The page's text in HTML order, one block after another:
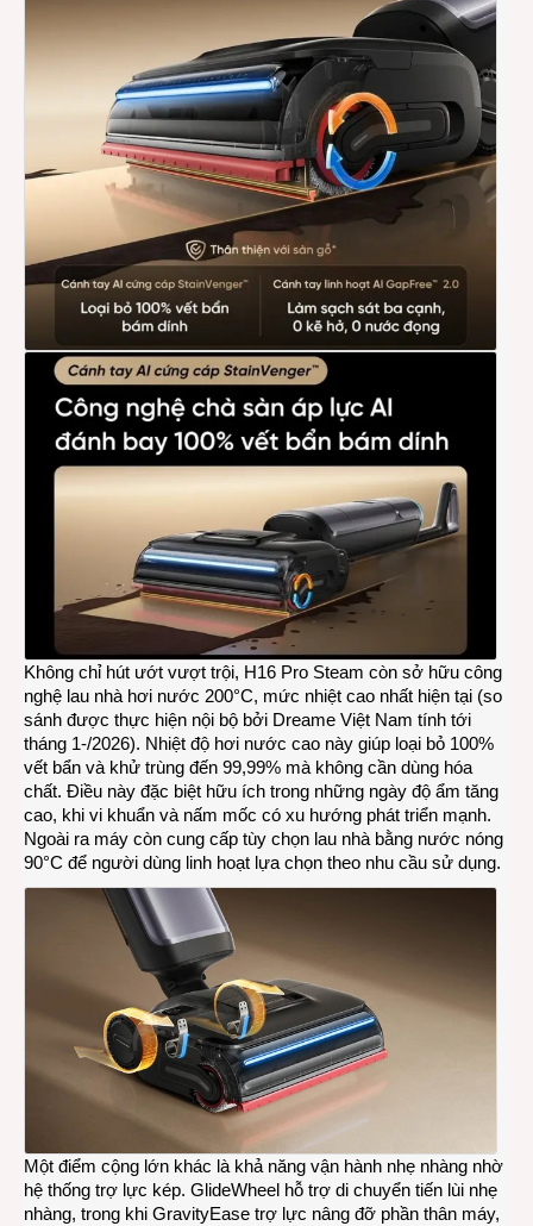
Không chỉ hút ướt vượt trội, H16 Pro Steam còn sở hữu công
nghệ lau nhà hơi nước 200°C, mức nhiệt cao nhất hiện tại (so
sánh được thực hiện nội bộ bởi Dreame Việt Nam tính tới
tháng 1-/2026). Nhiệt độ hơi nước cao này giúp loại bỏ 100%
vết bẩn và khử trùng đến 99,99% mà không cần dùng hóa
chất. Điều này đặc biệt hữu ích trong những ngày độ ẩm tăng
cao, khi vi khuẩn và nấm mốc có xu hướng phát triển mạnh.
Ngoài ra máy còn cung cấp tùy chọn lau nhà bằng nước nóng
90°C để người dùng linh hoạt lựa chọn theo nhu cầu sử dụng.
Một điểm cộng lớn khác là khả năng vận hành nhẹ nhàng nhờ
hệ thống trợ lực kép. GlideWheel hỗ trợ di chuyển tiến lùi nhẹ
nhàng, trong khi GravityEase trợ lực nâng đỡ phần thân máy,